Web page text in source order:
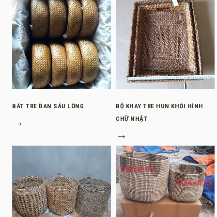
BÁT TRE ĐAN SÂU LÒNG
→
BỘ KHAY TRE HUN KHÓI HÌNH
CHỮ NHẬT
→